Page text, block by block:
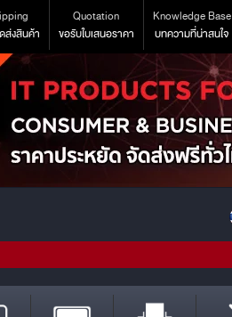
ส่งสินค้า
Quotation
ขอรับใบเสนอราคา
Knowledge Base
บทความที่น่าสนใจ